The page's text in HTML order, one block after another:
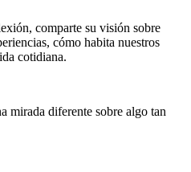
comparte su visión sobre
cómo habita nuestros
cotidiana.
mirada diferente sobre algo tan